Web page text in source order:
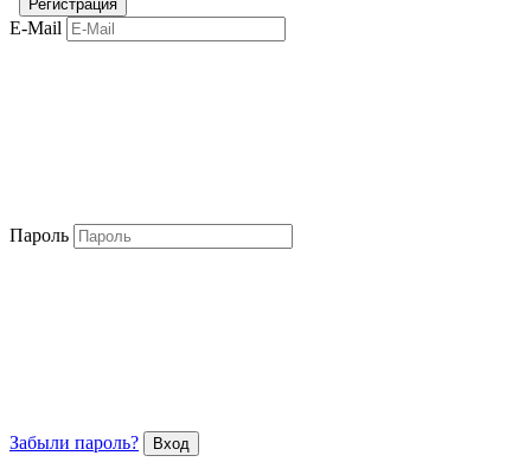
E-Mail
Пароль
Забыли пароль?